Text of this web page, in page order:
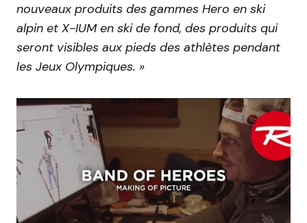
nouveaux produits des gammes Hero en ski
alpin et X-IUM en ski de fond, des produits qui
seront visibles aux pieds des athlètes pendant
les Jeux Olympiques. »